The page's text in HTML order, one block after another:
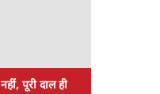
पूरी दाल ही